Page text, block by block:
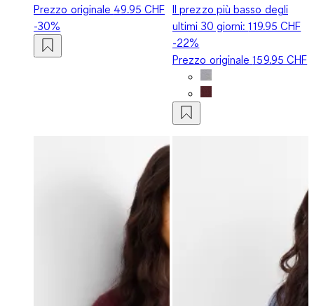
Prezzo originale 49.95 CHF
-30%
Il prezzo più basso degli
ultimi 30 giorni:119.95 CHF
-22%
Prezzo originale159.95 CHF